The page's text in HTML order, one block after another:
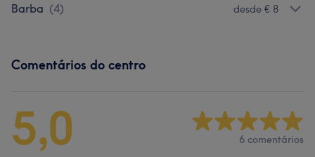
Barba (4) desde € 8
Comentários do centro
5,0 6 comentários